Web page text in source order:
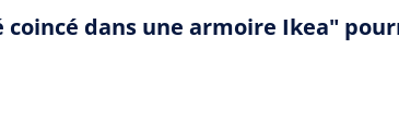
dans une armoire Ikea"